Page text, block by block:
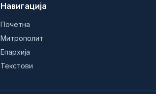
Навигација
Почетна
Митрополит
Епархија
Текстови